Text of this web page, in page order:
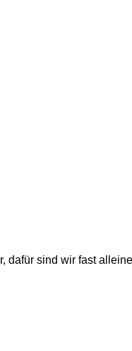
dafür sind wir fast